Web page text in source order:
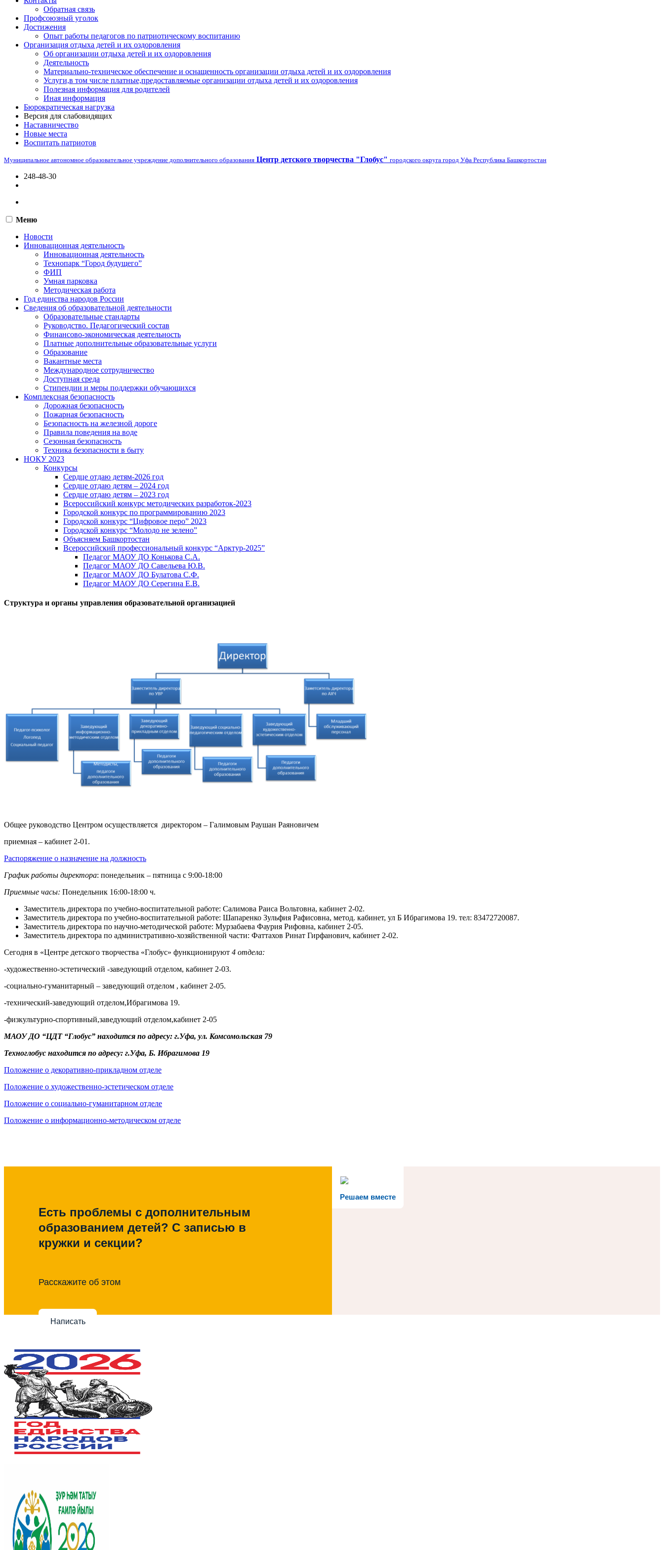
Обратная связь
Профсоюзный уголок
Достижения
Опыт работы педагогов по патриотическому воспитанию
Организация отдыха детей и их оздоровления
Об организации отдыха детей и их оздоровления
Деятельность
Материально-техническое обеспечение и оснащенность организации отдыха детей и их оздоровления
Услуги,в том числе платные,предоставляемые организации отдыха детей и их оздоровления
Полезная информация для родителей
Иная информация
Бюрократическая нагрузка
Версия для слабовидящих
Наставничество
Новые места
Воспитать патриотов
Муниципальное автономное образовательное учреждение дополнительного образования Центр детского творчества "Глобус" городского округа город Уфа Республика Башкортостан
248-48-30
Меню
Новости
Инновационная деятельность
Инновационная деятельность
Технопарк “Город будущего”
ФИП
Умная парковка
Методическая работа
Год единства народов России
Сведения об образовательной деятельности
Образовательные стандарты
Руководство. Педагогический состав
Финансово-экономическая деятельность
Платные дополнительные образовательные услуги
Образование
Вакантные места
Международное сотрудничество
Доступная среда
Стипендии и меры поддержки обучающихся
Комплексная безопасность
Дорожная безопасность
Пожарная безопасность
Безопасность на железной дороге
Правила поведения на воде
Сезонная безопасность
Техника безопасности в быту
НОКУ 2023
Конкурсы
Сердце отдаю детям-2026 год
Сердце отдаю детям – 2024 год
Сердце отдаю детям – 2023 год
Всероссийский конкурс методических разработок-2023
Городской конкурс по программированию 2023
Городской конкурс “Цифровое перо” 2023
Городской конкурс “Молодо не зелено”
Объясняем Башкортостан
Всероссийский профессиональный конкурс “Арктур-2025”
Педагог МАОУ ДО Конькова С.А.
Педагог МАОУ ДО Савельева Ю.В.
Педагог МАОУ ДО Булатова С.Ф.
Педагог МАОУ ДО Серегина Е.В.
Структура и органы управления образовательной организацией
Общее руководство Центром осуществляется директором – Галимовым Раушан Раяновичем
приемная – кабинет 2-01.
Распоряжение о назначение на должность
График работы директора: понедельник – пятница с 9:00-18:00
Приемные часы: Понедельник 16:00-18:00 ч.
Заместитель директора по учебно-воспитательной работе: Салимова Раиса Вольтовна, кабинет 2-02.
Заместитель директора по учебно-воспитательной работе: Шапаренко Зульфия Рафисовна, метод. кабинет, ул Б Ибрагимова 19. тел: 83472720087.
Заместитель директора по научно-методической работе: Мурзабаева Фаурия Рифовна, кабинет 2-05.
Заместитель директора по административно-хозяйственной части: Фаттахов Ринат Гирфанович, кабинет 2-02.
Сегодня в «Центре детского творчества «Глобус» функционируют 4 отдела:
-художественно-эстетический -заведующий отделом, кабинет 2-03.
-социально-гуманитарный – заведующий отделом , кабинет 2-05.
-технический-заведующий отделом,Ибрагимова 19.
-физкультурно-спортивный,заведующий отделом,кабинет 2-05
МАОУ ДО “ЦДТ “Глобус” находится по адресу: г.Уфа, ул. Комсомольская 79
Техноглобус находится по адресу: г.Уфа, Б. Ибрагимова 19
Положение о декоративно-прикладном отделе
Положение о художественно-эстетическом отделе
Положение о социально-гуманитарном отделе
Положение о информационно-методическом отделе
Решаем вместе
Есть проблемы с дополнительным
образованием детей? С записью в
кружки и секции?
Расскажите об этом
Написать